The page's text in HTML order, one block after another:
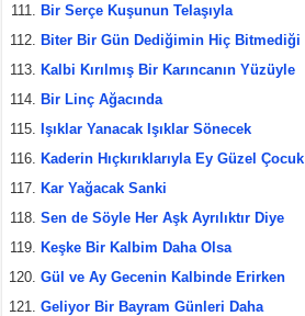
Bir Serçe Kuşunun Telaşıyla
Biter Bir Gün Dediğimin Hiç Bitmediği
Kalbi Kırılmış Bir Karıncanın Yüzüyle
Bir Linç Ağacında
Işıklar Yanacak Işıklar Sönecek
Kaderin Hıçkırıklarıyla Ey Güzel Çocuk
Kar Yağacak Sanki
Sen de Söyle Her Aşk Ayrılıktır Diye
Keşke Bir Kalbim Daha Olsa
Gül ve Ay Gecenin Kalbinde Erirken
Geliyor Bir Bayram Günleri Daha